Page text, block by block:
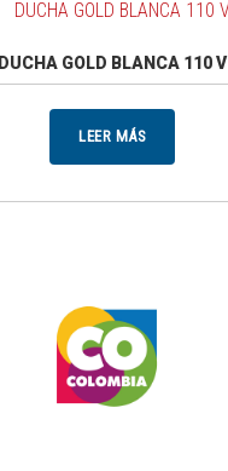
DUCHA GOLD BLANCA 110 V
LEER MÁS